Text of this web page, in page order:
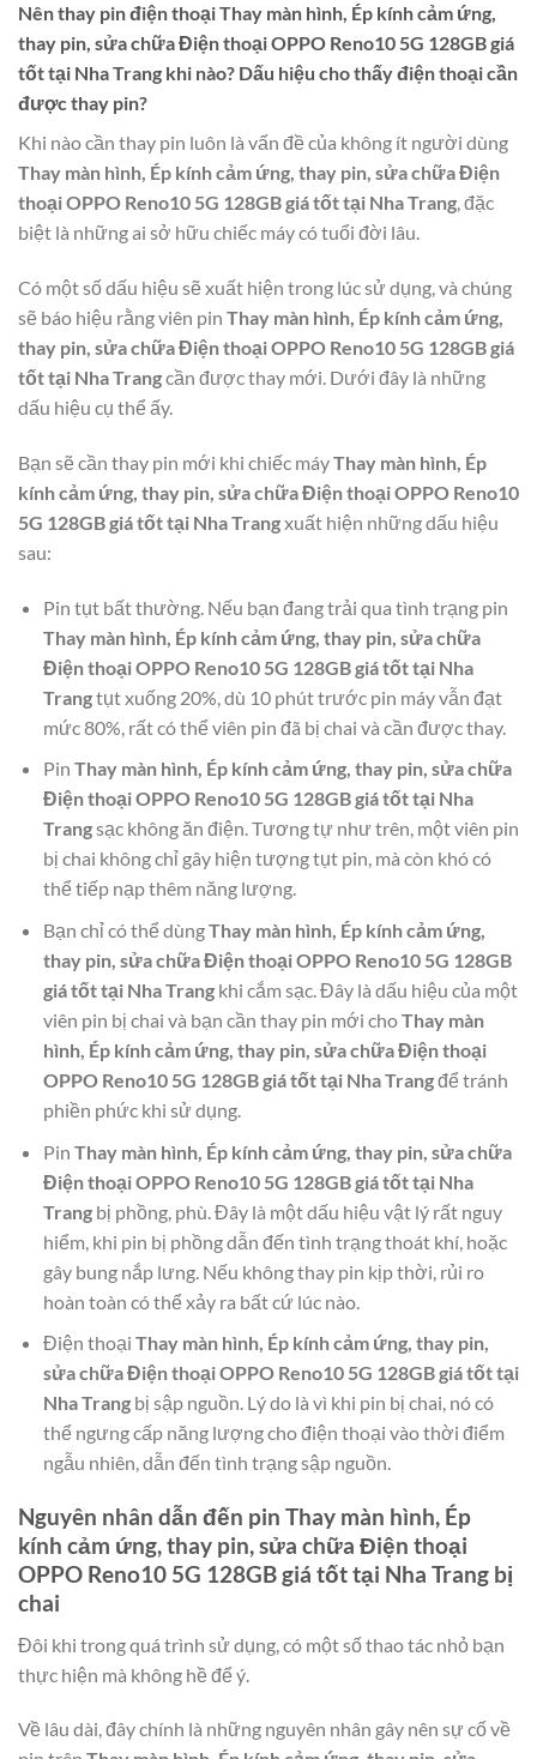
Nên thay pin điện thoạiThay màn hình, Ép kính cảm ứng,
thay pin, sửa chữa Điện thoại OPPO Reno10 5G 128GB giá
tốt tại Nha Trang khi nào? Dấu hiệu cho thấy điện thoại cần
được thay pin?
Khi nào cần thay pin luôn là vấn đề của không ít người dùng
Thay màn hình, Ép kính cảm ứng, thay pin, sửa chữa Điện
thoại OPPO Reno10 5G 128GB giá tốt tại Nha Trang, đặc
biệt là những ai sở hữu chiếc máy có tuổi đời lâu.
Có một số dấu hiệu sẽ xuất hiện trong lúc sử dụng, và chúng
sẽ báo hiệu rằng viên pin Thay màn hình, Ép kính cảm ứng,
thay pin, sửa chữa Điện thoại OPPO Reno10 5G 128GB giá
tốt tại Nha Trangcần được thay mới. Dưới đây là những
dấu hiệu cụ thể ấy.
Bạn sẽ cần thay pin mới khi chiếc máyThay màn hình, Ép
kính cảm ứng, thay pin, sửa chữa Điện thoại OPPO Reno10
5G 128GB giá tốt tại Nha Trangxuất hiện những dấu hiệu
sau:
Pin tụt bất thường. Nếu bạn đang trải qua tình trạng pin
Thay màn hình, Ép kính cảm ứng, thay pin, sửa chữa
Điện thoại OPPO Reno10 5G 128GB giá tốt tại Nha
Trangtụt xuống 20%, dù 10 phút trước pin máy vẫn đạt
mức 80%, rất có thể viên pin đã bị chai và cần được thay.
Pin Thay màn hình, Ép kính cảm ứng, thay pin, sửa chữa
Điện thoại OPPO Reno10 5G 128GB giá tốt tại Nha
Trangsạc không ăn điện. Tương tự như trên, một viên pin
bị chai không chỉ gây hiện tượng tụt pin, mà còn khó có
thể tiếp nạp thêm năng lượng.
Bạn chỉ có thể dùngThay màn hình, Ép kính cảm ứng,
thay pin, sửa chữa Điện thoại OPPO Reno10 5G 128GB
giá tốt tại Nha Trangkhi cắm sạc. Đây là dấu hiệu của một
viên pin bị chai và bạn cần thay pin mới choThay màn
hình, Ép kính cảm ứng, thay pin, sửa chữa Điện thoại
OPPO Reno10 5G 128GB giá tốt tại Nha Trangđể tránh
phiền phức khi sử dụng.
Pin Thay màn hình, Ép kính cảm ứng, thay pin, sửa chữa
Điện thoại OPPO Reno10 5G 128GB giá tốt tại Nha
Trangbị phồng, phù. Đây là một dấu hiệu vật lý rất nguy
hiểm, khi pin bị phồng dẫn đến tình trạng thoát khí, hoặc
gây bung nắp lưng. Nếu không thay pin kịp thời, rủi ro
hoàn toàn có thể xảy ra bất cứ lúc nào.
Điện thoại Thay màn hình, Ép kính cảm ứng, thay pin,
sửa chữa Điện thoại OPPO Reno10 5G 128GB giá tốt tại
Nha Trangbị sập nguồn. Lý do là vì khi pin bị chai, nó có
thể ngưng cấp năng lượng cho điện thoại vào thời điểm
ngẫu nhiên, dẫn đến tình trạng sập nguồn.
Nguyên nhân dẫn đến pin Thay màn hình, Ép
kính cảm ứng, thay pin, sửa chữa Điện thoại
OPPO Reno10 5G 128GB giá tốt tại Nha Trang bị
chai
Đôi khi trong quá trình sử dụng, có một số thao tác nhỏ bạn
thực hiện mà không hề để ý.
Về lâu dài, đây chính là những nguyên nhân gây nên sự cố về